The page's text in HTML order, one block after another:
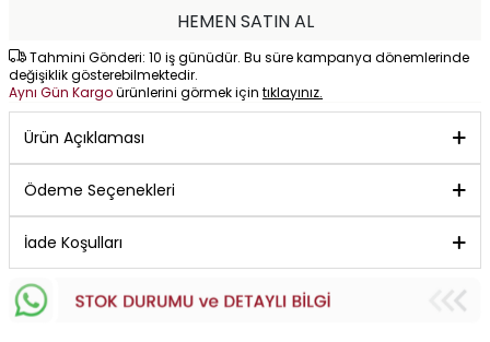
HEMEN SATIN AL
Tahmini Gönderi: 10 iş günüdür. Bu süre kampanya dönemlerinde
değişiklik gösterebilmektedir.
Aynı Gün Kargoürünlerini görmek için tıklayınız.
Ürün Açıklaması
Ödeme Seçenekleri
İade Koşulları